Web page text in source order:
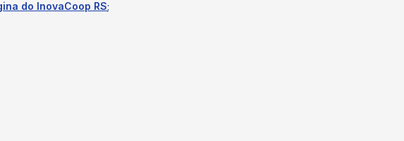
do InovaCoop RS;